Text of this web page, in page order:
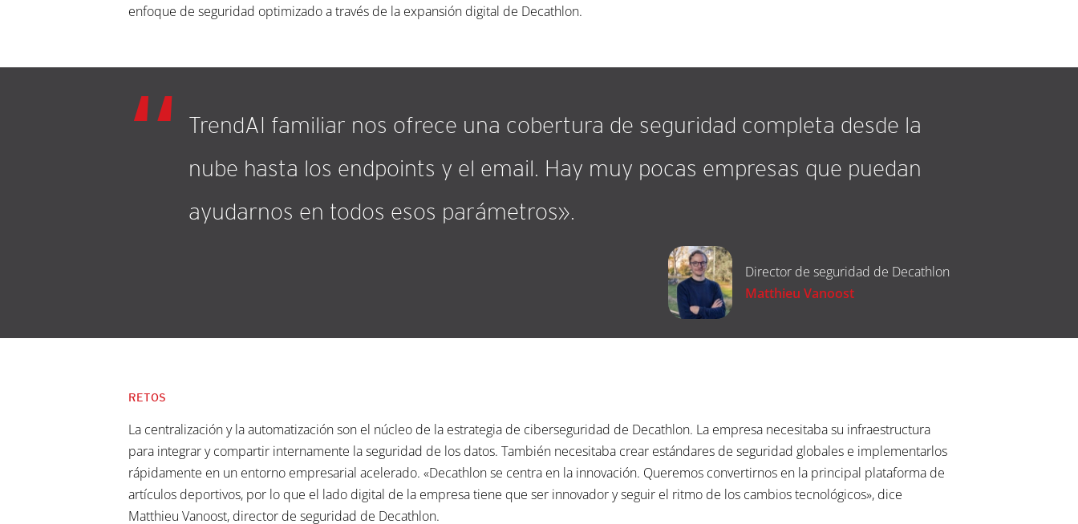
enfoque de seguridad optimizado a través de la expansión digital de Decathlon.
TrendAI familiar nos ofrece una cobertura de seguridad completa desde la
nube hasta los endpoints y el email. Hay muy pocas empresas que puedan
ayudarnos en todos esos parámetros».
Director de seguridad de Decathlon
Matthieu Vanoost
RETOS
La centralización y la automatización son el núcleo de la estrategia de ciberseguridad de Decathlon. La empresa necesitaba su infraestructura
para integrar y compartir internamente la seguridad de los datos. También necesitaba crear estándares de seguridad globales e implementarlos
rápidamente en un entorno empresarial acelerado. «Decathlon se centra en la innovación. Queremos convertirnos en la principal plataforma de
artículos deportivos, por lo que el lado digital de la empresa tiene que ser innovador y seguir el ritmo de los cambios tecnológicos», dice
Matthieu Vanoost, director de seguridad de Decathlon.